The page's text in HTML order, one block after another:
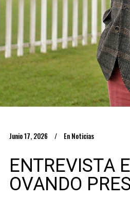
Junio 17, 2026 En Noticias
ENTREVISTA
OVANDO